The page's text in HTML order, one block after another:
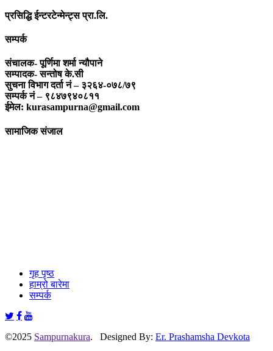
प्रसिद्धि ईन्टरटेन्मेन्ट्स प्रा.लि.
सम्पर्क
संचालक- पूर्णिमा शर्मा न्यौपाने
सम्पादक- सन्तोष के.सी
सुचना विभाग दर्ता नं – ३२६४-०७८/७९
सम्पर्क नं – ९८४७९४०८११
ईमेल: kurasampurna@gmail.com
सामाजिक संजाल
गृह पृष्ठ
हाम्रो बारेमा
सम्पर्क
©2025 Sampurnakura. Designed By: Er. Prashamsha Devkota